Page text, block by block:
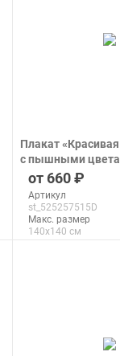
Плакат
с пышными
хризантемы и
печать на бумаге
660
Артикул
st_525257515D
Макс. размер
140x140 см